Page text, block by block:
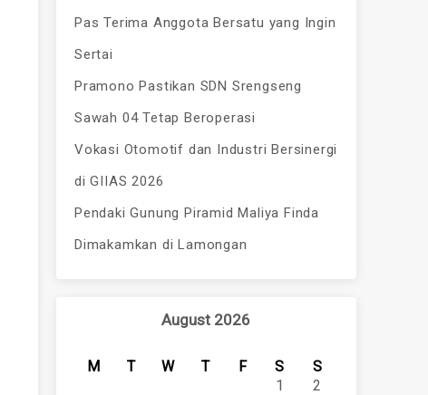
Pas Terima Anggota Bersatu yang Ingin
Sertai
Pramono Pastikan SDN Srengseng
Sawah 04 Tetap Beroperasi
Vokasi Otomotif dan Industri Bersinergi
di GIIAS 2026
Pendaki Gunung Piramid Maliya Finda
Dimakamkan di Lamongan
August 2026
M T W T F S
S
1
2